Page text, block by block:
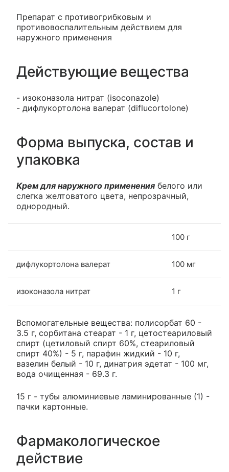
Препарат с противогрибковым и
противовоспалительным действием для
наружного применения
Действующие вещества
- изоконазола нитрат (isoconazole)
- дифлукортолона валерат (diflucortolone)
Форма выпуска, состав и
упаковка
Крем для наружного применения белого или
слегка желтоватого цвета, непрозрачный,
однородный.
100 г
дифлукортолона валерат 100 мг
изоконазола нитрат 1 г
Вспомогательные вещества: полисорбат 60 -
3.5 г, сорбитана стеарат - 1 г, цетостеариловый
спирт (цетиловый спирт 60%, стеариловый
спирт 40%) - 5 г, парафин жидкий - 10 г,
вазелин белый - 10 г, динатрия эдетат - 100 мг,
вода очищенная - 69.3 г.
15 г - тубы алюминиевые ламинированные (1) -
пачки картонные.
Фармакологическое
действие